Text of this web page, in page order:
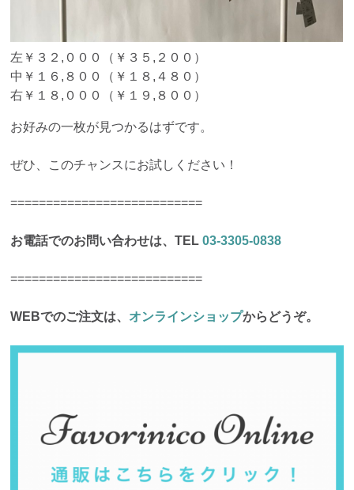
左￥３２,０００（￥３５,２００）
中￥１６,８００（￥１８,４８０）
右￥１８,０００（￥１９,８００）
お好みの一枚が見つかるはずです。
ぜひ、このチャンスにお試しください！
===========================
お電話でのお問い合わせは、TEL03-3305-0838
===========================
WEBでのご注文は、 オンラインショップからどうぞ。